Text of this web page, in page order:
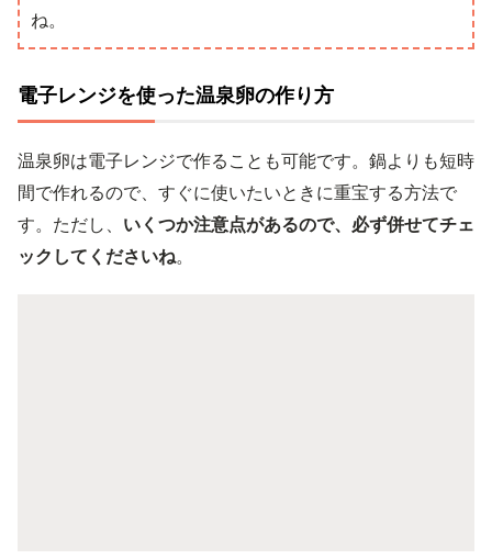
ね。
電子レンジを使った温泉卵の作り方
温泉卵は電子レンジで作ることも可能です。鍋よりも短時
間で作れるので、すぐに使いたいときに重宝する方法で
す。ただし、 いくつか注意点があるので、必ず併せてチェ
ックしてくださいね。